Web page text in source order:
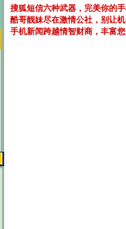
搜狐短信六种武器，完美你的
酷哥靓妹尽在激情公社，别让
手机新闻跨越情智财商，丰富